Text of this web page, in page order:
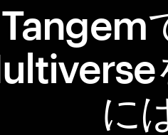
Tangem
に